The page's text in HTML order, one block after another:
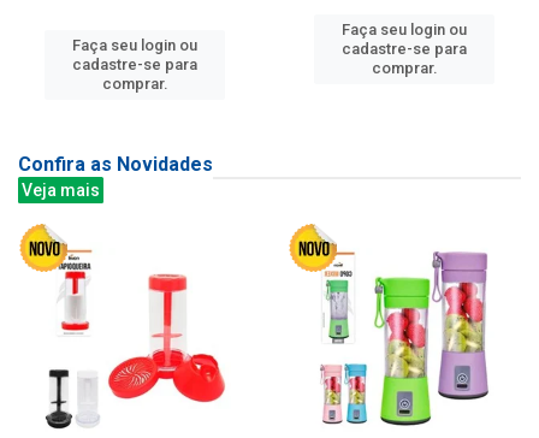
Faça seu login ou
cadastre-se para
comprar.
Faça seu login ou
cadastre-se para
comprar.
Confira as Novidades
Veja mais